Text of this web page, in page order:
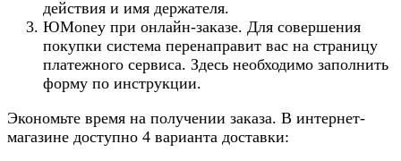
действия и имя держателя.
ЮMoney при онлайн-заказе. Для совершения
покупки система перенаправит вас на страницу
платежного сервиса. Здесь необходимо заполнить
форму по инструкции.
Экономьте время на получении заказа. В интернет-
магазине доступно 4 варианта доставки: